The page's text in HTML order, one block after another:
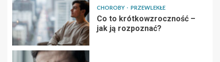
CHOROBY PRZEWLEKŁE
Co to krótkowzroczność –
jak ją rozpoznać?